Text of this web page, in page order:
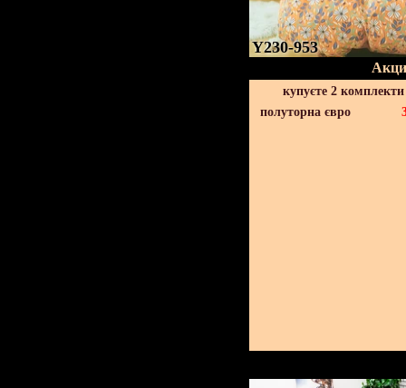
Y230-953
купуєте 2
полуторна євро